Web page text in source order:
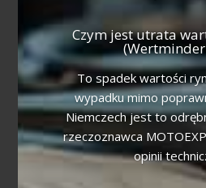
Czym jest utrata
To spadek wartości
wypadku mimo
Niemczech jest to
rzeczoznawca
opinii